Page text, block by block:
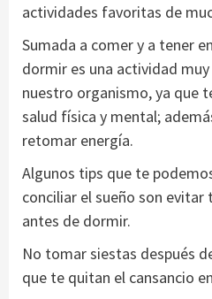
actividades favoritas de
Sumada a comer y a tener
dormir es una actividad
nuestro organismo, ya que
salud física y mental;
retomar energía.
Algunos tips que te
conciliar el sueño son
antes de dormir.
No tomar siestas después
que te quitan el cansancio